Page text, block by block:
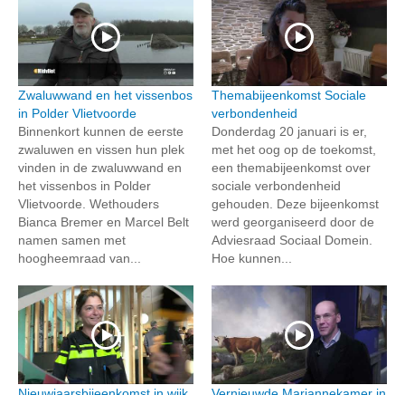
Zwaluwwand en het vissenbos
in Polder Vlietvoorde
Binnenkort kunnen de eerste
zwaluwen en vissen hun plek
vinden in de zwaluwwand en
het vissenbos in Polder
Vlietvoorde. Wethouders
Bianca Bremer en Marcel Belt
namen samen met
hoogheemraad van...
Themabijeenkomst Sociale
verbondenheid
Donderdag 20 januari is er,
met het oog op de toekomst,
een themabijeenkomst over
sociale verbondenheid
gehouden. Deze bijeenkomst
werd georganiseerd door de
Adviesraad Sociaal Domein.
Hoe kunnen...